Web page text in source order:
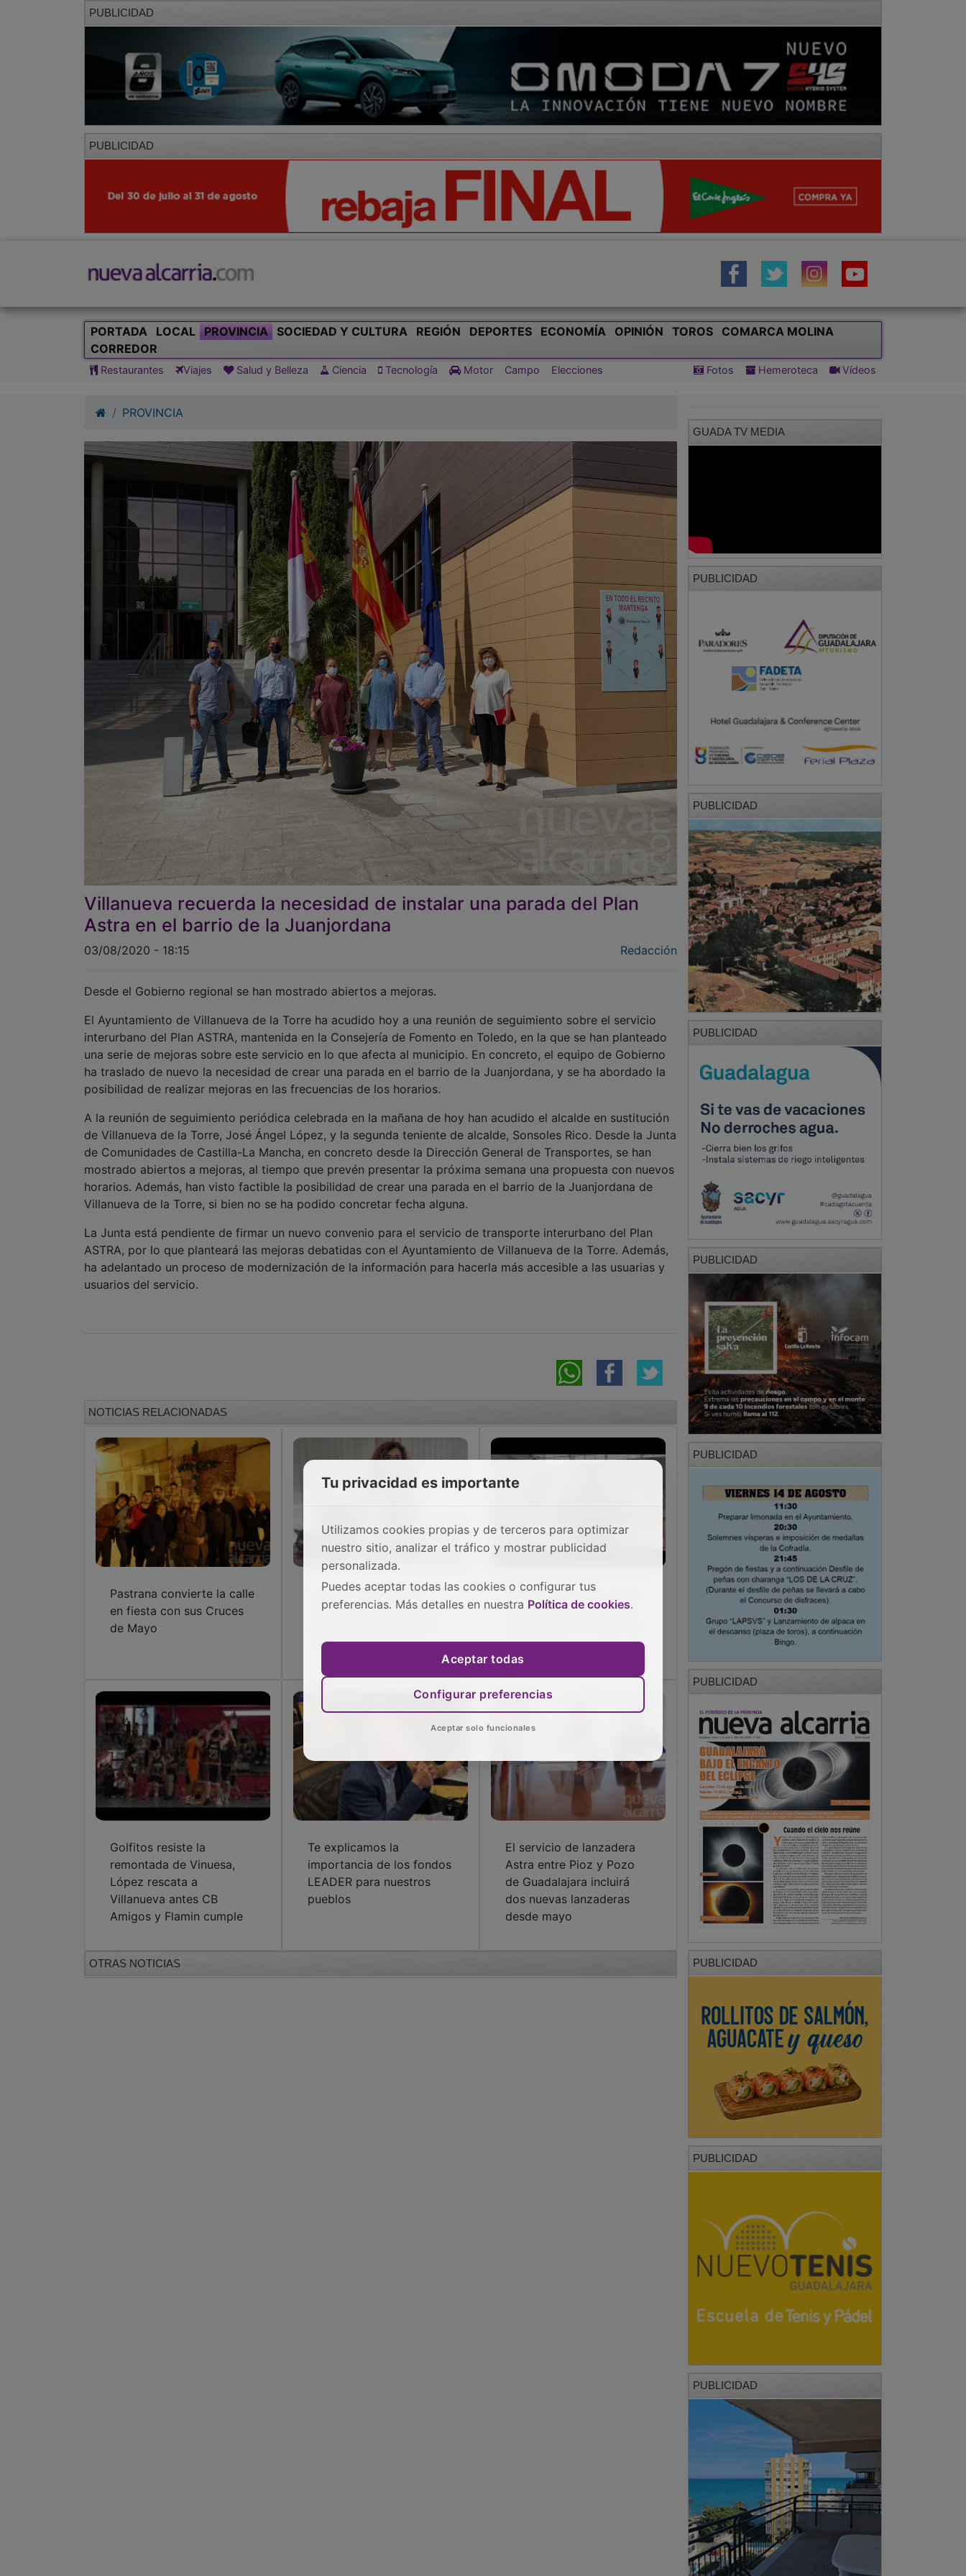
PUBLICIDAD
PUBLICIDAD
PORTADA LOCAL PROVINCIA SOCIEDAD Y CULTURA REGIÓN DEPORTES ECONOMÍA OPINIÓN TOROS
COMARCA MOLINA
CORREDOR
Restaurantes Viajes Salud y Belleza Ciencia Tecnología Motor Campo Elecciones Fotos Hemeroteca Vídeos
PROVINCIA
Villanueva recuerda la necesidad de instalar una parada del Plan
Astra en el barrio de la Juanjordana
03/08/2020 - 18:15 Redacción
Desde el Gobierno regional se han mostrado abiertos a mejoras.
El Ayuntamiento de Villanueva de la Torre ha acudido hoy a una reunión de seguimiento sobre el servicio
interurbano del Plan ASTRA, mantenida en la Consejería de Fomento en Toledo, en la que se han planteado
una serie de mejoras sobre este servicio en lo que afecta al municipio. En concreto, el equipo de Gobierno
ha traslado de nuevo la necesidad de crear una parada en el barrio de la Juanjordana, y se ha abordado la
posibilidad de realizar mejoras en las frecuencias de los horarios.
A la reunión de seguimiento periódica celebrada en la mañana de hoy han acudido el alcalde en sustitución
de Villanueva de la Torre, José Ángel López, y la segunda teniente de alcalde, Sonsoles Rico. Desde la Junta
de Comunidades de Castilla-La Mancha, en concreto desde la Dirección General de Transportes, se han
mostrado abiertos a mejoras, al tiempo que prevén presentar la próxima semana una propuesta con nuevos
horarios. Además, han visto factible la posibilidad de crear una parada en el barrio de la Juanjordana de
Villanueva de la Torre, si bien no se ha podido concretar fecha alguna.
La Junta está pendiente de firmar un nuevo convenio para el servicio de transporte interurbano del Plan
ASTRA, por lo que planteará las mejoras debatidas con el Ayuntamiento de Villanueva de la Torre. Además,
ha adelantado un proceso de modernización de la información para hacerla más accesible a las usuarias y
usuarios del servicio.
NOTICIAS RELACIONADAS
Pastrana convierte la calle
en fiesta con sus Cruces
de Mayo
Villanueva de la Torre
refuerza su seguridad con
Azuqueca de Henares
Liga Urban Planet, triunfo
de Caciques y recital de
Flamin
Golfitos resiste la
remontada de Vinuesa,
López rescata a
Villanueva antes CB
Amigos y Flamin cumple
Te explicamos la
importancia de los fondos
LEADER para nuestros
pueblos
El servicio de lanzadera
Astra entre Pioz y Pozo
de Guadalajara incluirá
dos nuevas lanzaderas
desde mayo
OTRAS NOTICIAS
GUADA TV MEDIA
PUBLICIDAD
PUBLICIDAD
PUBLICIDAD
PUBLICIDAD
PUBLICIDAD
PUBLICIDAD
PUBLICIDAD
PUBLICIDAD
PUBLICIDAD
Tu privacidad es importante
Utilizamos cookies propias y de terceros para optimizar
nuestro sitio, analizar el tráfico y mostrar publicidad
personalizada.
Puedes aceptar todas las cookies o configurar tus
preferencias. Más detalles en nuestra Política de cookies.
Aceptar todas
Configurar preferencias
Aceptar solo funcionales